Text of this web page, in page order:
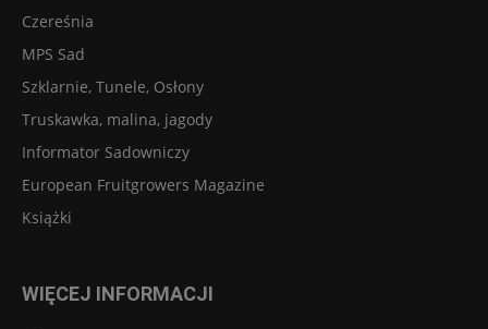
Czereśnia
MPS Sad
Szklarnie, Tunele, Osłony
Truskawka, malina, jagody
Informator Sadowniczy
European Fruitgrowers Magazine
Książki
WIĘCEJ INFORMACJI